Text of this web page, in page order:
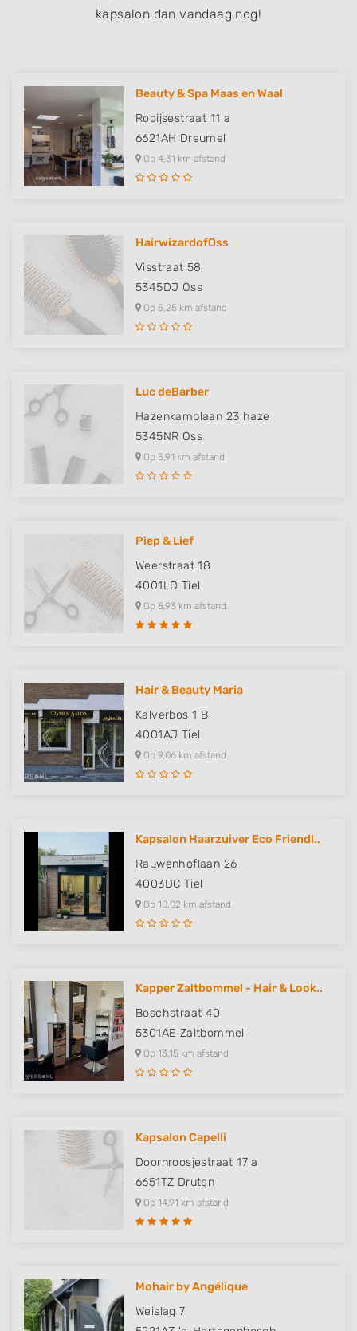
kapsalon dan vandaag nog!
Beauty & Spa Maas en Waal
Rooijsestraat 11 a
6621AH Dreumel
Op 4,31 km afstand
HairwizardofOss
Visstraat 58
5345DJ Oss
Op 5,25 km afstand
Luc deBarber
Hazenkamplaan 23 haze
5345NR Oss
Op 5,91 km afstand
Piep & Lief
Weerstraat 18
4001LD Tiel
Op 8,93 km afstand
Hair & Beauty Maria
Kalverbos 1 B
4001AJ Tiel
Op 9,06 km afstand
Kapsalon Haarzuiver Eco Friendl..
Rauwenhoflaan 26
4003DC Tiel
Op 10,02 km afstand
Kapper Zaltbommel - Hair & Look..
Boschstraat 40
5301AE Zaltbommel
Op 13,15 km afstand
Kapsalon Capelli
Doornroosjestraat 17 a
6651TZ Druten
Op 14,91 km afstand
Mohair by Angélique
Weislag 7